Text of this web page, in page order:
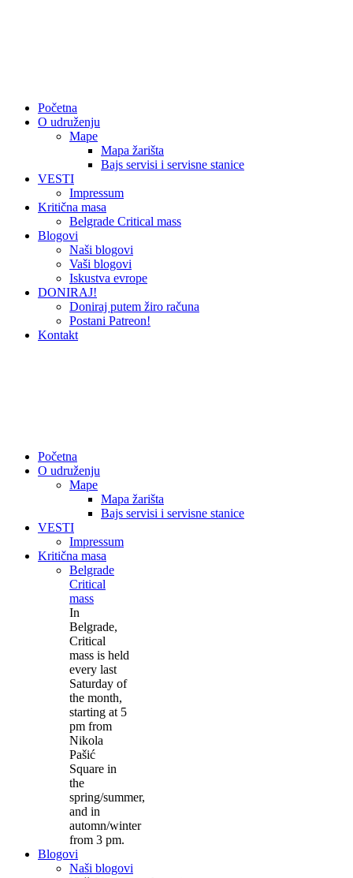
Početna
O udruženju
Mape
Mapa žarišta
Bajs servisi i servisne stanice
VESTI
Impressum
Kritična masa
Belgrade Critical mass
Blogovi
Naši blogovi
Vaši blogovi
Iskustva evrope
DONIRAJ!
Doniraj putem žiro računa
Postani Patreon!
Kontakt
Početna
O udruženju
Mape
Mapa žarišta
Bajs servisi i servisne stanice
VESTI
Impressum
Kritična masa
Belgrade
Critical
mass
In
Belgrade,
Critical
mass is held
every last
Saturday of
the month,
starting at 5
pm from
Nikola
Pašić
Square in
the
spring/summer,
and in
automn/winter
from 3 pm.
Blogovi
Naši blogovi